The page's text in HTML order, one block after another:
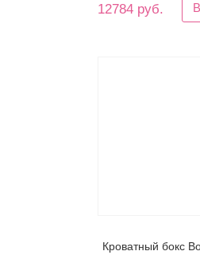
12784 руб.
Кроватный бокс